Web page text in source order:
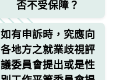
否不受保障？
如有申訴時，究應向
各地方之就業歧視評
議委員會提出或是性